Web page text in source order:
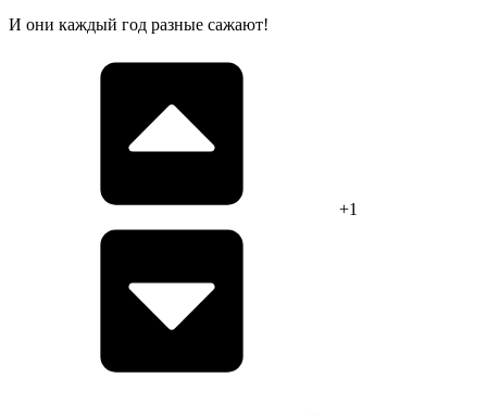
И они каждый год разные сажают!
+1